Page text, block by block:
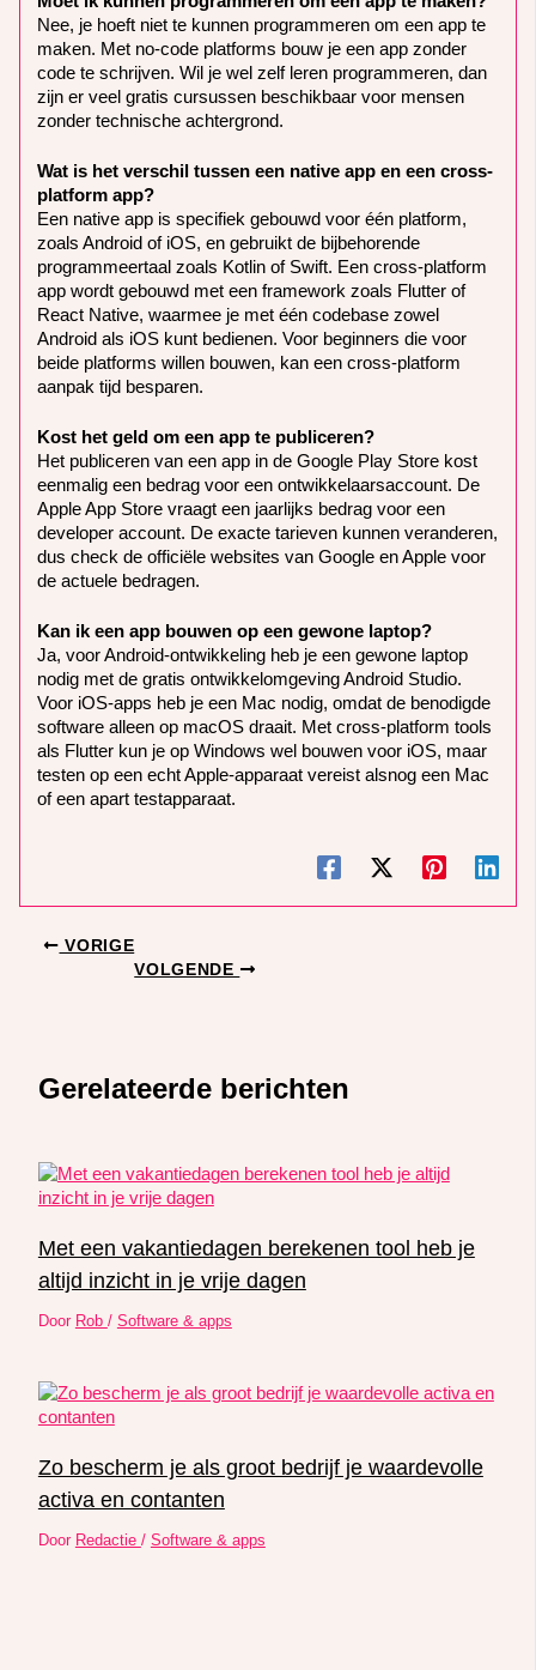
Nee, je hoeft niet te kunnen programmeren om een app te
maken. Met no-code platforms bouw je een app zonder
code te schrijven. Wil je wel zelf leren programmeren, dan
zijn er veel gratis cursussen beschikbaar voor mensen
zonder technische achtergrond.
Wat is het verschil tussen een native app en een cross-
platform app?
Een native app is specifiek gebouwd voor één platform,
zoals Android of iOS, en gebruikt de bijbehorende
programmeertaal zoals Kotlin of Swift. Een cross-platform
app wordt gebouwd met een framework zoals Flutter of
React Native, waarmee je met één codebase zowel
Android als iOS kunt bedienen. Voor beginners die voor
beide platforms willen bouwen, kan een cross-platform
aanpak tijd besparen.
Kost het geld om een app te publiceren?
Het publiceren van een app in de Google Play Store kost
eenmalig een bedrag voor een ontwikkelaarsaccount. De
Apple App Store vraagt een jaarlijks bedrag voor een
developer account. De exacte tarieven kunnen veranderen,
dus check de officiële websites van Google en Apple voor
de actuele bedragen.
Kan ik een app bouwen op een gewone laptop?
Ja, voor Android-ontwikkeling heb je een gewone laptop
nodig met de gratis ontwikkelomgeving Android Studio.
Voor iOS-apps heb je een Mac nodig, omdat de benodigde
software alleen op macOS draait. Met cross-platform tools
als Flutter kun je op Windows wel bouwen voor iOS, maar
testen op een echt Apple-apparaat vereist alsnog een Mac
of een apart testapparaat.
VORIGE
VOLGENDE
Gerelateerde berichten
Met een vakantiedagen berekenen tool heb je
altijd inzicht in je vrije dagen
Door Rob / Software & apps
Zo bescherm je als groot bedrijf je waardevolle
activa en contanten
Door Redactie / Software & apps